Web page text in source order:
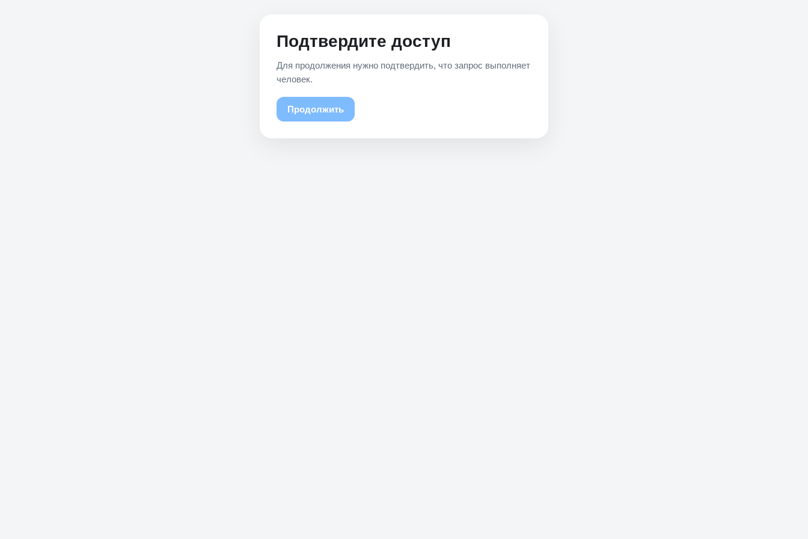
Подтвердите доступ
Для продолжения нужно подтвердить, что запрос выполняет
человек.
Продолжить